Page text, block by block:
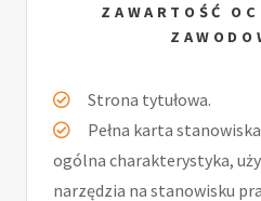
ZAWARTOŚĆ
Strona tytułowa.
Pełna karta
ogólna charakterystyka,
narzędzia na stanowisku